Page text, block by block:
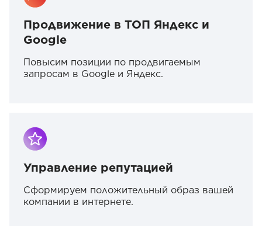
Продвижение в ТОП Яндекс и
Google
Повысим позиции по продвигаемым
запросам в Google и Яндекс.
Управление репутацией
Сформируем положительный образ вашей
компании в интернете.